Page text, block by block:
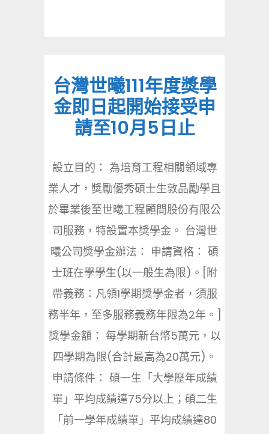
台灣世曦111年度獎學
金即日起開始接受申
請至10月5日止
設立目的： 為培育工程相關領域專
業人才，獎勵優秀碩士生敦品勵學且
於畢業後至世曦工程顧問股份有限公
司服務，特設置本獎學金。 台灣世
曦公司獎學金辦法： 申請資格： 碩
士班在學學生(以一般生為限)。[附
帶義務：凡領1學期獎學金者，須服
務半年，至多服務義務年限為2年。]
獎學金額： 每學期新台幣5萬元，以
四學期為限(合計最高為20萬元)。
申請條件： 碩一生「大學歷年成績
單」平均成績達75分以上；碩二生
「前一學年成績單」平均成績達80